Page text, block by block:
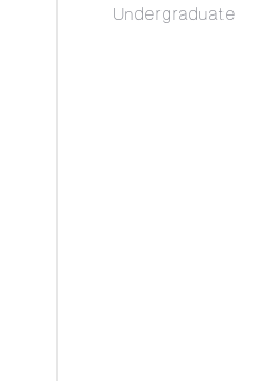
Undergraduate